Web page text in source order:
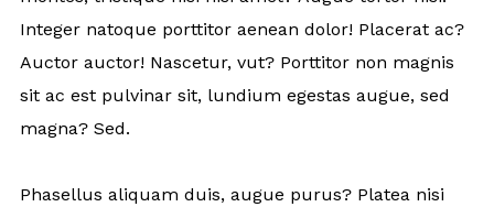
Integer natoque porttitor aenean dolor! Placerat ac?
Auctor auctor! Nascetur, vut? Porttitor non magnis
sit ac est pulvinar sit, lundium egestas augue, sed
magna? Sed.
Phasellus aliquam duis, augue purus? Platea nisi